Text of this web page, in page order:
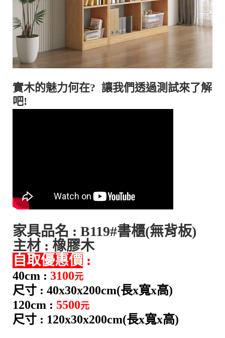
實木的魅力何在? 讓我們透過測試來了解
吧!
家具品名 : B119#書櫃(無背板)
主材 : 橡膠木
自取優惠價 :
40cm : 3100元
尺寸 : 40x30x200cm(長x寬x高)
120cm : 5500元
尺寸 : 120x30x200cm(長x寬x高)